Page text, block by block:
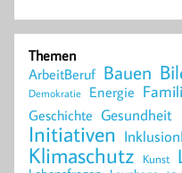
Themen
ArbeitBeruf Bauen
Demokratie Energie
Geschichte Gesundheit
Initiativen
Klimaschutz Kunst